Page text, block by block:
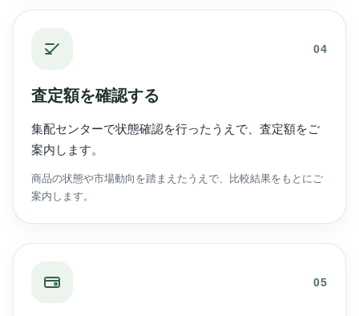
04
査定額を確認する
集配センターで状態確認を行ったうえで、査定額をご
案内します。
商品の状態や市場動向を踏まえたうえで、比較結果をもとにご
案内します。
05